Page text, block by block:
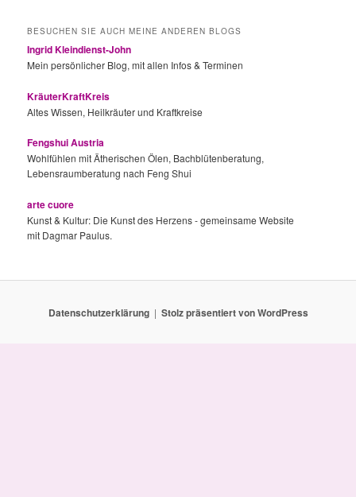
BESUCHEN SIE AUCH MEINE ANDEREN BLOGS
Ingrid Kleindienst-John
Mein persönlicher Blog, mit allen Infos & Terminen
KräuterKraftKreis
Altes Wissen, Heilkräuter und Kraftkreise
Fengshui Austria
Wohlfühlen mit Ätherischen Ölen, Bachblütenberatung,
Lebensraumberatung nach Feng Shui
arte cuore
Kunst & Kultur: Die Kunst des Herzens - gemeinsame Website
mit Dagmar Paulus.
Datenschutzerklärung Stolz präsentiert von WordPress